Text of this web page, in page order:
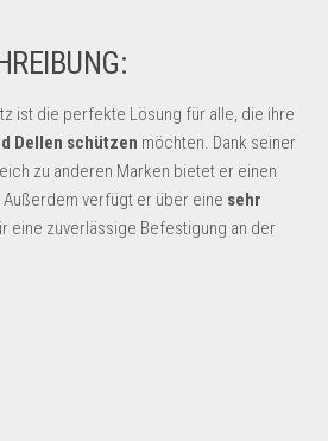
ist die perfekte Lösung für alle, die ihre
Dellen schützen möchten. Dank seiner
zu anderen Marken bietet er einen
Außerdem verfügt er über eine sehr
eine zuverlässige Befestigung an der